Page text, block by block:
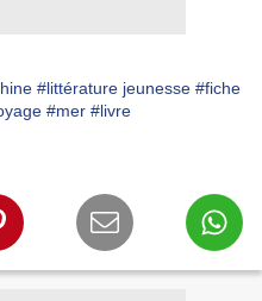
#littérature jeunesse #fiche
#mer #livre